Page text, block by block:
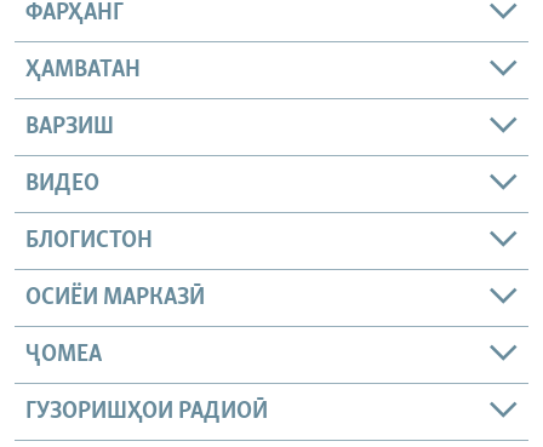
ФАРҲАНГ
ҲАМВАТАН
ВАРЗИШ
ВИДЕО
БЛОГИСТОН
ОСИЁИ МАРКАЗӢ
ҶОМEА
ГУЗОРИШҲОИ РАДИОӢ